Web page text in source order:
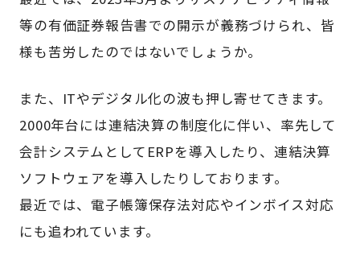
等の有価証券報告書での開示が義務づけられ、皆
様も苦労したのではないでしょうか。
また、ITやデジタル化の波も押し寄せてきます。
2000年台には連結決算の制度化に伴い、率先して
会計システムとしてERPを導入したり、連結決算
ソフトウェアを導入したりしております。
最近では、電子帳簿保存法対応やインボイス対応
にも追われています。